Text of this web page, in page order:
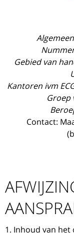
Gebied van
Kantoren ivm
Groep
Contact:
1. Inhoud van